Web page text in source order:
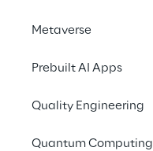
Metaverse
Prebuilt AI Apps
Quality Engineering
Quantum Computing